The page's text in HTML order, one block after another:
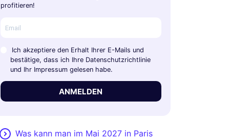
profitieren!
Ich akzeptiere den Erhalt Ihrer E-Mails und
bestätige, dass ich Ihre Datenschutzrichtlinie
und Ihr Impressum gelesen habe.
ANMELDEN
Was kann man im Mai 2027 in Paris